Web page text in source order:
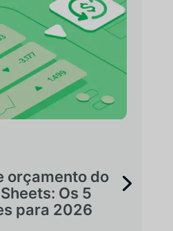
orçamento do
Os 5
para 2026